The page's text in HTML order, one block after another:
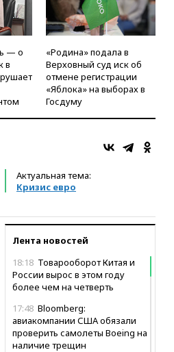
— о
в
«Родина» подала в
Верховный суд иск об
отмене регистрации
«Яблока» на выборах в
Госдуму
Актуальная тема:
Кризис евро
Лента новостей
18:18 Товарооборот Китая и
России вырос в этом году
более чем на четверть
17:48 Bloomberg:
авиакомпании США обязали
проверить самолеты Boeing на
наличие трещин